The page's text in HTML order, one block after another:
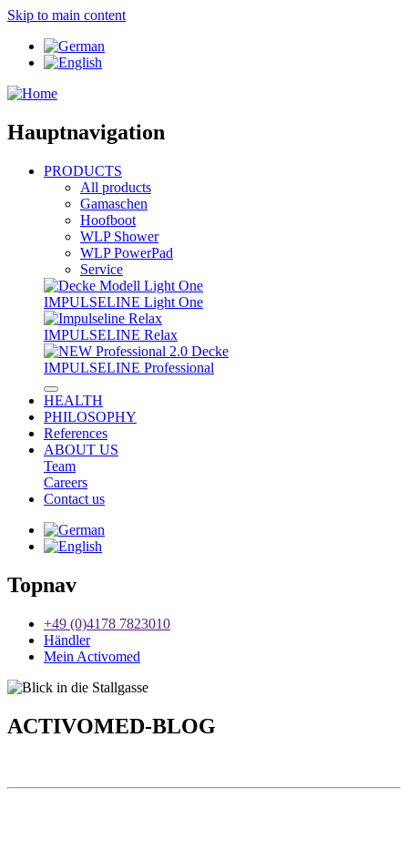
Skip to main content
Hauptnavigation
PRODUCTS
All products
Gamaschen
Hoofboot
WLP Shower
WLP PowerPad
Service
IMPULSELINE Light One
IMPULSELINE Relax
IMPULSELINE Professional
HEALTH
PHILOSOPHY
References
ABOUT US
Team
Careers
Contact us
Topnav
+49 (0)4178 7823010
Händler
Mein Activomed
ACTIVOMED-BLOG